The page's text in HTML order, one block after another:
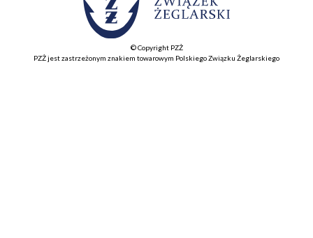
© Copyright PZŻ
PZŻ jest zastrzeżonym znakiem towarowym Polskiego Związku Żeglarskiego